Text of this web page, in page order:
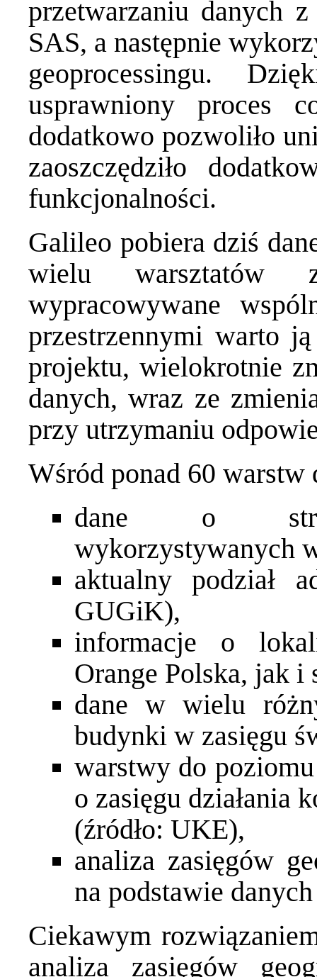
przetwarzaniu danych
SAS, a następnie
geoprocessingu.
usprawniony proces
dodatkowo pozwoliło
zaoszczędziło
funkcjonalności.
Galileo pobiera dziś
wielu warsztatów
wypracowywane
przestrzennymi warto
projektu, wielokrotnie
danych, wraz ze
przy utrzymaniu
Wśród ponad 60
dane o
wykorzystywanych
aktualny podział
GUGiK),
informacje o
Orange Polska, jak
dane w wielu
budynki w zasięgu
warstwy do
o zasięgu działania
(źródło: UKE),
analiza zasięgów
na podstawie
Ciekawym
analiza zasięgów